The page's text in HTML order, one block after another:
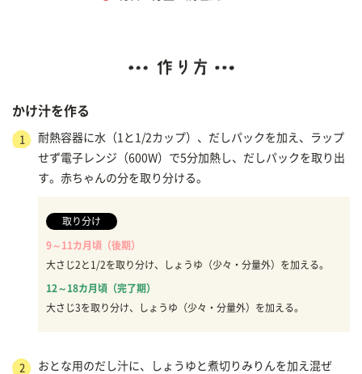
かけ汁を作る
1
耐熱容器に水（1と1/2カップ）、だしパックを加え、ラップ
せず電子レンジ（600W）で5分加熱し、だしパックを取り出
す。赤ちゃんの分を取り分ける。
取り分け
9～11カ月頃（後期）
大さじ2と1/2を取り分け、しょうゆ（少々・分量外）を加える。
12～18カ月頃（完了期）
大さじ3を取り分け、しょうゆ（少々・分量外）を加える。
2
おとな用のだし汁に、しょうゆと煮切りみりんを加え混ぜ